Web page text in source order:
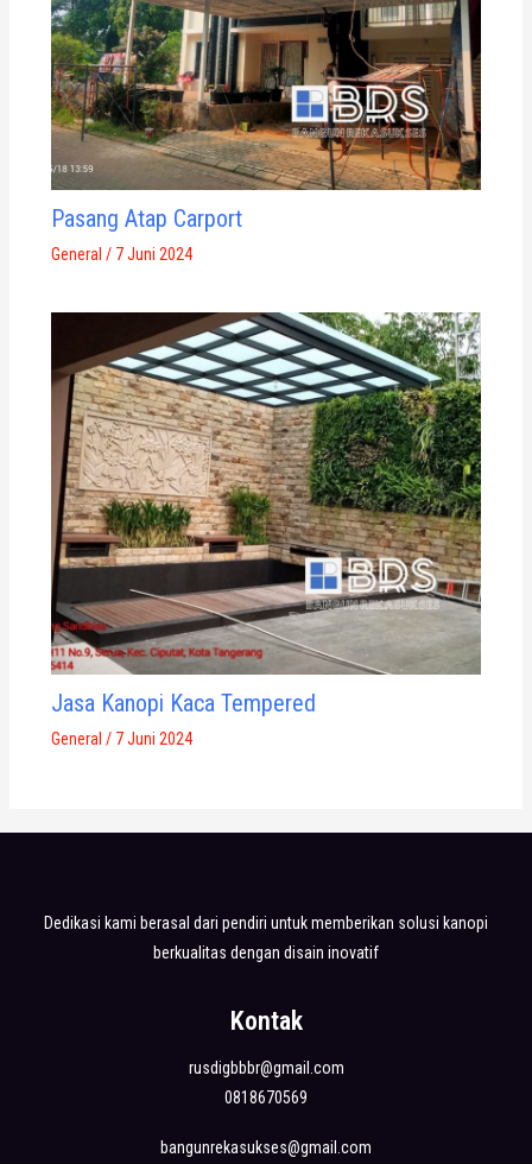
Pasang Atap Carport
General / 7 Juni 2024
Jasa Kanopi Kaca Tempered
General / 7 Juni 2024
Dedikasi kami berasal dari pendiri untuk memberikan solusi kanopi
berkualitas dengan disain inovatif
Kontak
rusdigbbbr@gmail.com
0818670569
bangunrekasukses@gmail.com